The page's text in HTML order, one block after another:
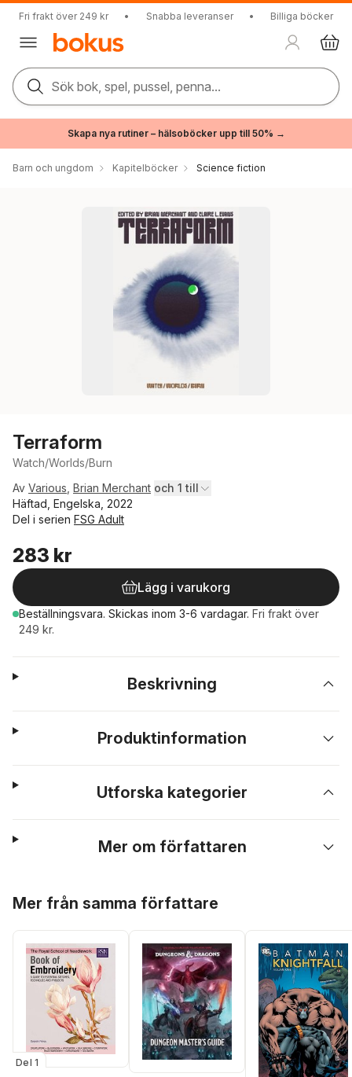
Fri frakt över 249 kr • Snabba leveranser • Billiga böcker
Sök bok, spel, pussel, penna...
Skapa nya rutiner – hälsoböcker upp till 50% →
Barn och ungdom Kapitelböcker Science fiction
Terraform
Watch/Worlds/Burn
Av Various Brian Merchant och 1 till
Häftad, Engelska, 2022
Del i serien FSG Adult
283 kr
Lägg i varukorg
Beställningsvara. Skickas inom 3-6 vardagar. Fri frakt över
249 kr.
Beskrivning
Produktinformation
Utforska kategorier
Mer om författaren
Mer från samma författare
Del 1